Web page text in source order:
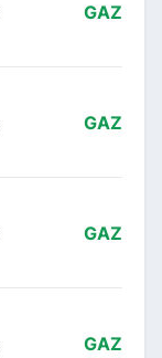
GAZ
GAZ
GAZ
GAZ